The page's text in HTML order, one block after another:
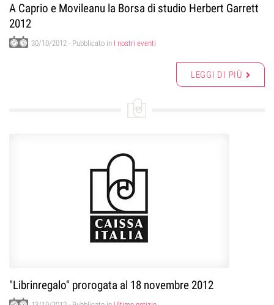
A Caprio e Movileanu la Borsa di studio Herbert Garrett
2012
30/10/2012 - Pubblicato in I nostri eventi
LEGGI DI PIÙ
"Librinregalo" prorogata al 18 novembre 2012